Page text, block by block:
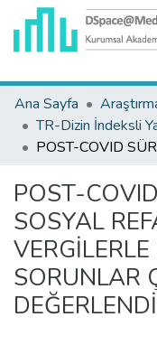
Ana Sayfa
POST-
SOSYAL
SORUNLAR